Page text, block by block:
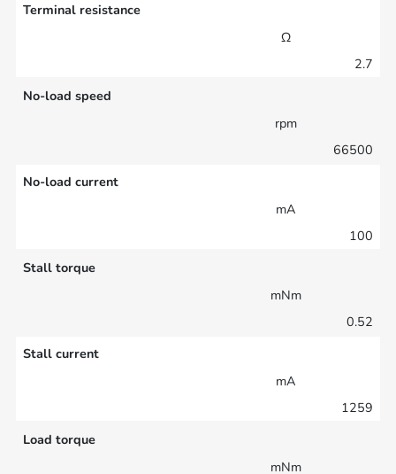
Terminal resistance
Ω
2.7
No-load speed
rpm
66500
No-load current
mA
100
Stall torque
mNm
0.52
Stall current
mA
1259
Load torque
mNm